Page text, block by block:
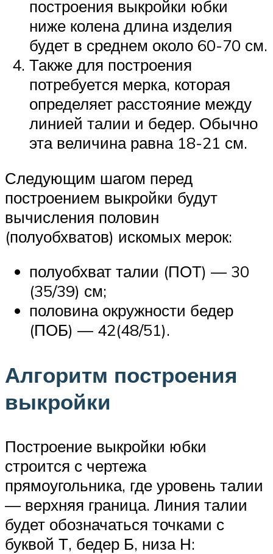
построения выкройки юбки
ниже колена длина изделия
будет в среднем около 60-70 см.
Также для построения
потребуется мерка, которая
определяет расстояние между
линией талии и бедер. Обычно
эта величина равна 18-21 см.
Следующим шагом перед
построением выкройки будут
вычисления половин
(полуобхватов) искомых мерок:
полуобхват талии (ПОТ) — 30
(35/39) см;
половина окружности бедер
(ПОБ) — 42(48/51).
Алгоритм построения
выкройки
Построение выкройки юбки
строится с чертежа
прямоугольника, где уровень талии
— верхняя граница. Линия талии
будет обозначаться точками с
буквой Т, бедер Б, низа Н: